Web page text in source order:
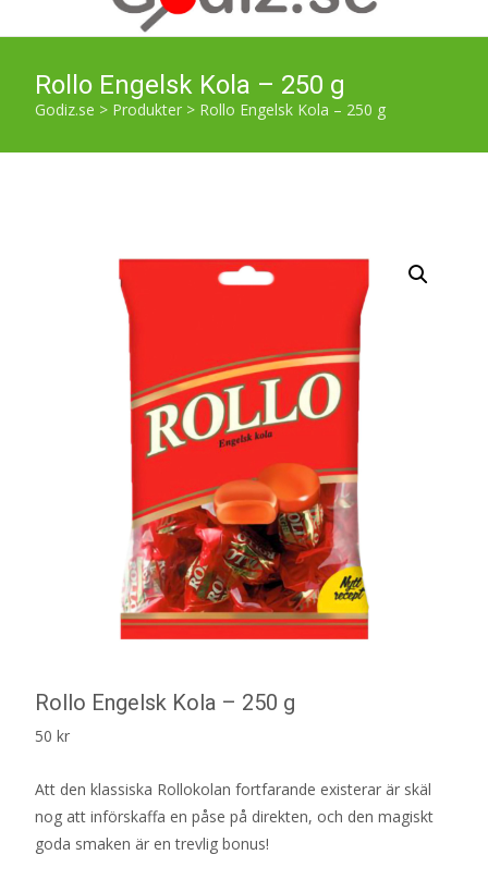
Rollo Engelsk Kola – 250 g
Godiz.se > Produkter > Rollo Engelsk Kola – 250 g
Rollo Engelsk Kola – 250 g
50 kr
Att den klassiska Rollokolan fortfarande existerar är skäl
nog att införskaffa en påse på direkten, och den magiskt
goda smaken är en trevlig bonus!